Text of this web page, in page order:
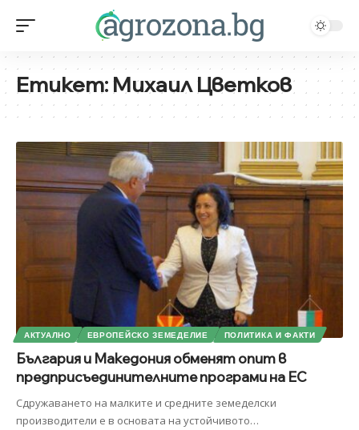
Етикет:Михаил Цветков
АКТУАЛНО ЕВРОПЕЙСКО ЗЕМЕДЕЛИЕ ПОЛИТИКА И ФАКТИ
България и Македония обменят опит в
предприсъединителните програми на ЕС
Сдружаването на малките и средните земеделски
производители е в основата на устойчивото…